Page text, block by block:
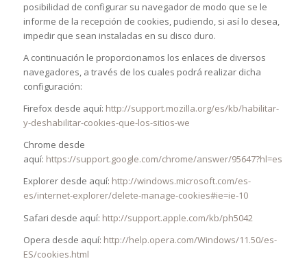
posibilidad de configurar su navegador de modo que se le
informe de la recepción de cookies, pudiendo, si así lo desea,
impedir que sean instaladas en su disco duro.
A continuación le proporcionamos los enlaces de diversos
navegadores, a través de los cuales podrá realizar dicha
configuración:
Firefoxdesde aquí: http://support.mozilla.org/es/kb/habilitar-
y-deshabilitar-cookies-que-los-sitios-we
Chrome desde
aquí: https://support.google.com/chrome/answer/95647?hl=es
Explorerdesde aquí: http://windows.microsoft.com/es-
es/internet-explorer/delete-manage-cookies#ie=ie-10
Safari desde aquí: http://support.apple.com/kb/ph5042
Opera desde aquí: http://help.opera.com/Windows/11.50/es-
ES/cookies.html